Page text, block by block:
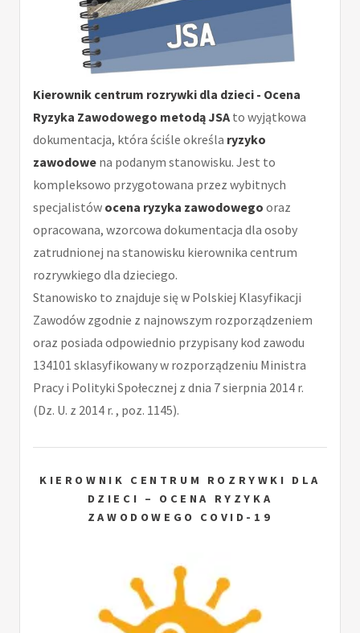
Kierownik centrum rozrywki dla dzieci - Ocena
Ryzyka Zawodowego metodą JSA to wyjątkowa
dokumentacja, która ściśle określa ryzyko
zawodowe na podanym stanowisku. Jest to
kompleksowo przygotowana przez wybitnych
specjalistów ocena ryzyka zawodowego oraz
opracowana, wzorcowa dokumentacja dla osoby
zatrudnionej na stanowisku kierownika centrum
rozrywkiego dla dzieciego.
Stanowisko to znajduje się w Polskiej Klasyfikacji
Zawodów zgodnie z najnowszym rozporządzeniem
oraz posiada odpowiednio przypisany kod zawodu
134101 sklasyfikowany w rozporządzeniu Ministra
Pracy i Polityki Społecznej z dnia 7 sierpnia 2014 r.
(Dz. U. z 2014 r. , poz. 1145).
KIEROWNIK CENTRUM ROZRYWKI DLA
DZIECI – OCENA RYZYKA
ZAWODOWEGO COVID-19